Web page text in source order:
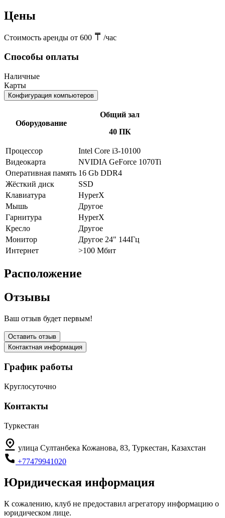
Цены
Стоимость аренды от 600 /час
Способы оплаты
Наличные
Карты
Конфигурация компьютеров
Оборудование
Общий зал
40 ПК
Процессор
Intel Core i3-10100
Видеокарта
NVIDIA GeForce 1070Ti
Оперативная память 16 Gb DDR4
Жёсткий диск
SSD
Клавиатура
HyperX
Мышь
Другое
Гарнитура
HyperX
Кресло
Другое
Монитор
Другое 24" 144Гц
Интернет
>100 Мбит
Расположение
Отзывы
Ваш отзыв будет первым!
Оставить отзыв
Контактная информация
График работы
Круглосуточно
Контакты
Туркестан
улица Султанбека Кожанова, 83, Туркестан, Казахстан
+77479941020
Юридическая информация
К сожалению, клуб не предоставил агрегатору информацию о
юридическом лице.